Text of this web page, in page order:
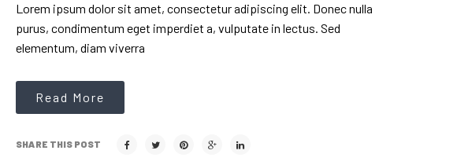
Lorem ipsum dolor sit amet, consectetur adipiscing elit. Donec nulla
purus, condimentum eget imperdiet a, vulputate in lectus. Sed
elementum, diam viverra
Read More
SHARE THIS POST